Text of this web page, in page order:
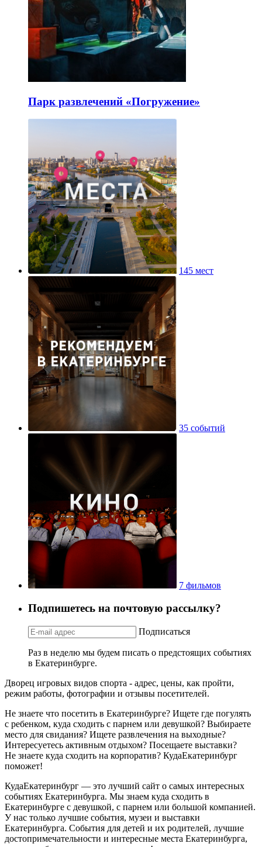
Парк развлечений «Погружение»
145 мест
35 событий
7 фильмов
Подпишетесь на почтовую рассылку?
Подписаться
Раз в неделю мы будем писать о предстоящих событиях
в Екатеринбурге.
Дворец игровых видов спорта - адрес, цены, как пройти,
режим работы, фотографии и отзывы посетителей.
Не знаете что посетить в Екатеринбурге? Ищете где погулять
с ребенком, куда сходить с парнем или девушкой? Выбираете
место для свидания? Ищете развлечения на выходные?
Интересуетесь активным отдыхом? Посещаете выставки?
Не знаете куда сходить на корпоратив? КудаЕкатеринбург
поможет!
КудаЕкатеринбург — это лучший сайт о самых интересных
событиях Екатеринбурга. Мы знаем куда сходить в
Екатеринбурге с девушкой, с парнем или большой компанией.
У нас только лучшие события, музеи и выставки
Екатеринбурга. События для детей и их родителей, лучшие
достопримечательности и интересные места Екатеринбурга,